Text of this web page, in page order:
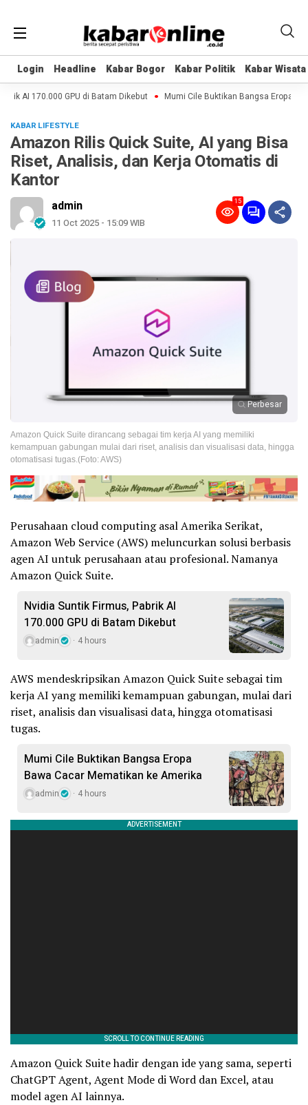
Login Headline Kabar Bogor Kabar Politik Kabar Wisata
Login Headline Kabar Bogor Kabar Politik Kabar Wisata
170.000 GPU di Batam Dikebut Mumi Cile Buktikan Bangsa Eropa Bawa
KABAR LIFESTYLE
Amazon Rilis Quick Suite, AI yang Bisa
Riset, Analisis, dan Kerja Otomatis di
Kantor
admin
11 Oct 2025 - 15:09 WIB
15
Perbesar
Amazon Quick Suite dirancang sebagai tim kerja AI yang memiliki
kemampuan gabungan mulai dari riset, analisis dan visualisasi data, hingga
otomatisasi tugas.(Foto: AWS)
Perusahaan cloud computing asal Amerika Serikat,
Amazon Web Service (AWS) meluncurkan solusi berbasis
agen AI untuk perusahaan atau profesional. Namanya
Amazon Quick Suite.
Nvidia Suntik Firmus, Pabrik AI
170.000 GPU di Batam Dikebut
admin 4 hours
AWS mendeskripsikan Amazon Quick Suite sebagai tim
kerja AI yang memiliki kemampuan gabungan, mulai dari
riset, analisis dan visualisasi data, hingga otomatisasi
tugas.
Mumi Cile Buktikan Bangsa Eropa
Bawa Cacar Mematikan ke Amerika
admin 4 hours
Amazon Quick Suite hadir dengan ide yang sama, seperti
ChatGPT Agent, Agent Mode di Word dan Excel, atau
model agen AI lainnya.